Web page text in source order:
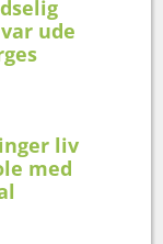
ude
liv
med